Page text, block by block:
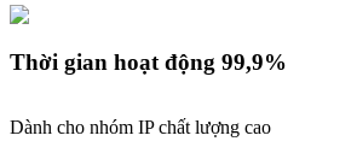
Thời gian hoạt động 99,9%
Dành cho nhóm IP chất lượng cao